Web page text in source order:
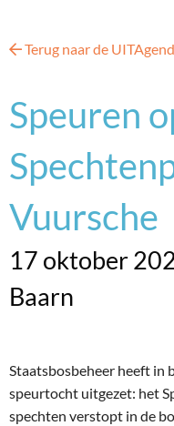
Terug naar de
Speuren
Vuursche
17 oktober
Baarn
Staatsbosbeheer heeft in
speurtocht uitgezet: het
spechten verstopt in de